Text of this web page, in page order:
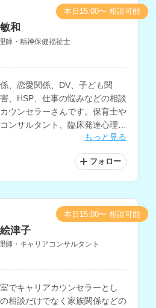
和
師・精神保健福祉士
、恋愛関係、DV、子ども関
、HSP、仕事の悩みなどの相談
ウンセラーさんです。保育士や
ンサルタント、臨床発達心理士
もっと見る
フォロー
本日15:00〜 相談可能
津子
師・キャリアコンサルタント
でキャリアカウンセラーとし
相談だけでなく家族関係などの
本日15:00〜 相談可能